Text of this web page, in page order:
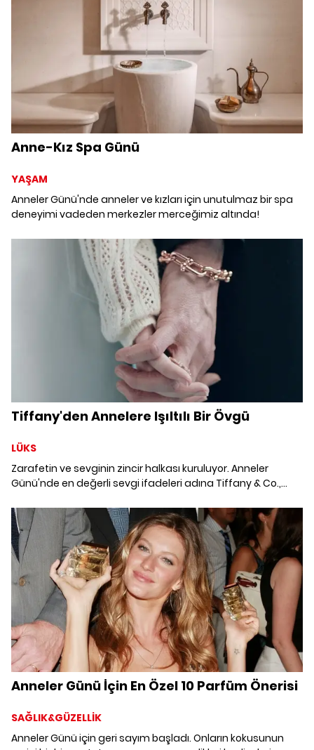
Anne-Kız Spa Günü
YAŞAM
Anneler Günü'nde anneler ve kızları için unutulmaz bir spa
deneyimi vadeden merkezler merceğimiz altında!
Tiffany'den Annelere Işıltılı Bir Övgü
LÜKS
Zarafetin ve sevginin zincir halkası kuruluyor. Anneler
Günü'nde en değerli sevgi ifadeleri adına Tiffany & Co.,
duygusal bir dille kutluyor.
Anneler Günü İçin En Özel 10 Parfüm Önerisi
SAĞLIK&GÜZELLİK
Anneler Günü için geri sayım başladı. Onların kokusunun